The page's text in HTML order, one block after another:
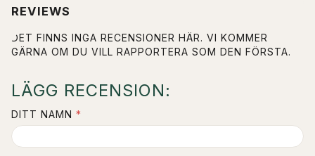
REVIEWS
DET FINNS INGA RECENSIONER HÄR. VI KOMMER
GÄRNA OM DU VILL RAPPORTERA SOM DEN FÖRSTA.
LÄGG RECENSION:
DITT NAMN